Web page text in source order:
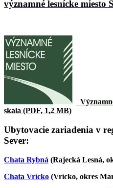
významné lesnícke miesto
skala (PDF, 1,2 MB)
Ubytovacie zariadenia v
Sever:
Chata Rybná (Rajecká Lesná,
Chata Vrícko (Vrícko, okres